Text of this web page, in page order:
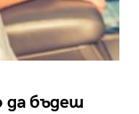
да бъдеш